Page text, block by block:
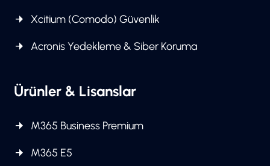
Xcitium (Comodo) Güvenlik
Acronis Yedekleme & Siber Koruma
Ürünler & Lisanslar
M365 Business Premium
M365 E5